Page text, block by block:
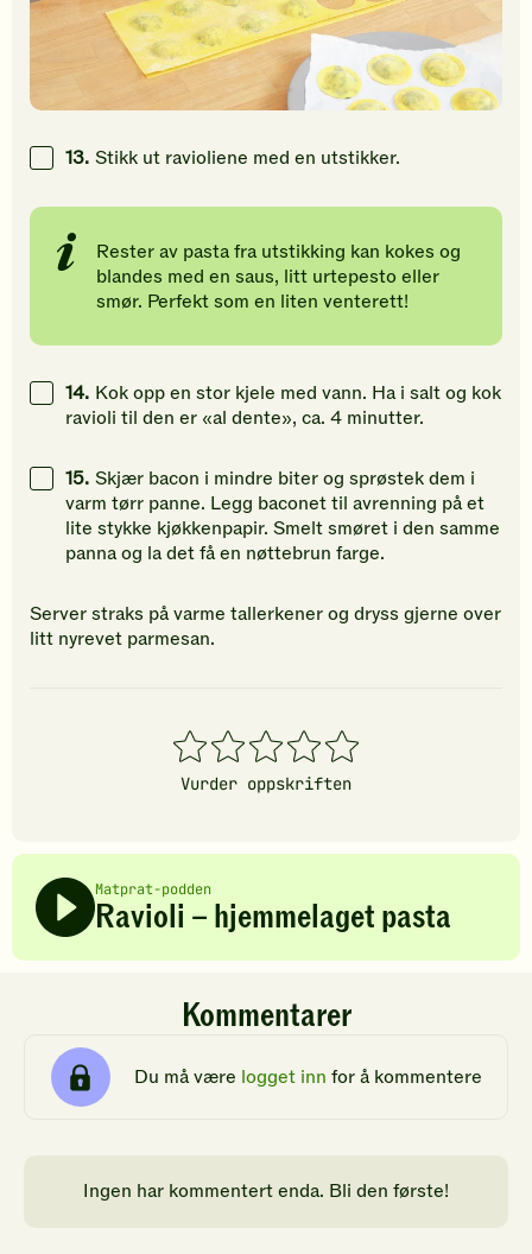
13. Stikk ut ravioliene med en utstikker.
Rester av pasta fra utstikking kan kokes og
blandes med en saus, litt urtepesto eller
smør. Perfekt som en liten venterett!
14. Kok opp en stor kjele med vann. Ha i salt og kok
ravioli til den er «al dente», ca. 4 minutter.
15. Skjær bacon i mindre biter og sprøstek dem i
varm tørr panne. Legg baconet til avrenning på et
lite stykke kjøkkenpapir. Smelt smøret i den samme
panna og la det få en nøttebrun farge.
Server straks på varme tallerkener og dryss gjerne over
litt nyrevet parmesan.
1
stjerner
2
stjerner
3
stjerner
4
stjerner
5
stjerner
Vurder oppskriften
Matprat-podden
Ravioli – hjemmelaget pasta
Kommentarer
Du må være logget inn for å kommentere
Ingen har kommentert enda. Bli den første!